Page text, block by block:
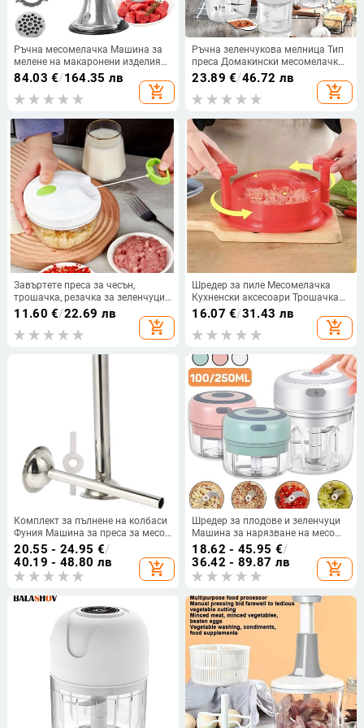
Ръчна месомелачка Машина за
мелене на макаронени изделия
Ръчна машина за производство
на говежди колбаси Кухненска
машина за пълнене на свински
84.03 €/164.35 лв
add_shopping_cart
Ръчна зеленчукова мелница Тип
преса Домакински месомелачки
за чесън Мелнички Разбиване
Разбъркване Кухненски
многофункционален инструмент
23.89 €/46.72 лв
add_shopping_cart
Завъртете преса за чесън,
трошачка, резачка за зеленчуци,
лук, трошачка, ръчна
месомелачка, мелница, кълцалка
за чесън, кухненска трошачка,
11.60 €/22.69 лв
add_shopping_cart
Шредер за пиле Месомелачка
Кухненски аксесоари Трошачка
за пиле Месомесачка Дозатор за
пиле Кухненски джаджи Полезен
инструмент
16.07 €/31.43 лв
add_shopping_cart
Комплект за пълнене на колбаси
Фуния Машина за преса за месо
Стоманени фунии от неръждаема
стомана Тръба Мелничка за
салам Ръчна ръчна
Хоризонтална пълнеж
20.55 - 24.95 €/
40.19 - 48.80 лв
add_shopping_cart
Шредер за плодове и зеленчуци
Машина за нарязване на месо
Машина за салата Резачка за
чесън Многофункционален ръчен
кухненски робот Кухненски
аксесоари
18.62 - 45.95 €/
36.42 - 89.87 лв
add_shopping_cart